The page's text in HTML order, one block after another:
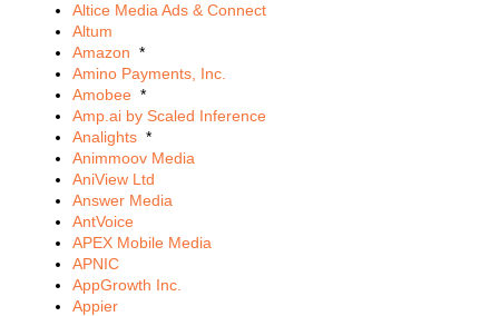
Altice Media Ads & Connect
Altum
Amazon *
Amino Payments, Inc.
Amobee *
Amp.ai by Scaled Inference
Analights *
Animmoov Media
AniView Ltd
Answer Media
AntVoice
APEX Mobile Media
APNIC
AppGrowth Inc.
Appier